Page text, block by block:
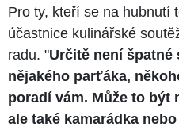
Pro ty, kteří se na hubnutí
účastnice kulinářské
radu. "Určitě není špatné
nějakého parťáka,
poradí vám. Může to být
ale také kamarádka